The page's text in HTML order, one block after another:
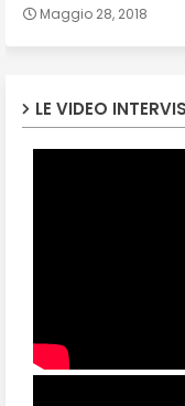
Maggio 28, 2018
LE VIDEO